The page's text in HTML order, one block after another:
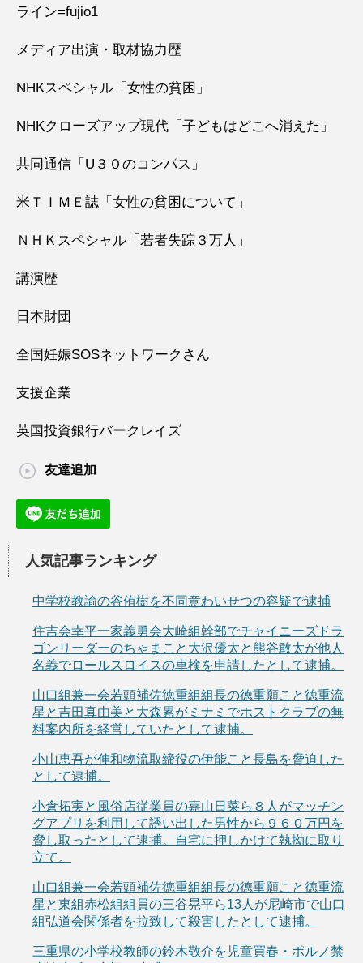
ライン=fujio1
メディア出演・取材協力歴
NHKスペシャル「女性の貧困」
NHKクローズアップ現代「子どもはどこへ消えた」
共同通信「U３０のコンパス」
米ＴＩＭＥ誌「女性の貧困について」
ＮＨＫスペシャル「若者失踪３万人」
講演歴
日本財団
全国妊娠SOSネットワークさん
支援企業
英国投資銀行バークレイズ
友達追加
人気記事ランキング
中学校教諭の谷侑樹を不同意わいせつの容疑で逮捕
住吉会幸平一家義勇会大崎組幹部でチャイニーズドラ
ゴンリーダーのちゃまこと大沢優太と熊谷敢太が他人
名義でロールスロイスの車検を申請したとして逮捕。
山口組兼一会若頭補佐徳重組組長の徳重願こと徳重流
星と吉田真由美と大森累がミナミでホストクラブの無
料案内所を経営していたとして逮捕。
小山恵吾が伸和物流取締役の伊能こと長島を脅迫した
として逮捕。
小倉拓実と風俗店従業員の嘉山日菜ら８人がマッチン
グアプリを利用して誘い出した男性から９６０万円を
脅し取ったとして逮捕。自宅に押しかけて執拗に取り
立て。
山口組兼一会若頭補佐徳重組組長の徳重願こと徳重流
星と東組赤松組組員の三谷晃平ら13人が尼崎市で山口
組弘道会関係者を拉致して殺害したとして逮捕。
三重県の小学校教師の鈴木敬介を児童買春・ポルノ禁